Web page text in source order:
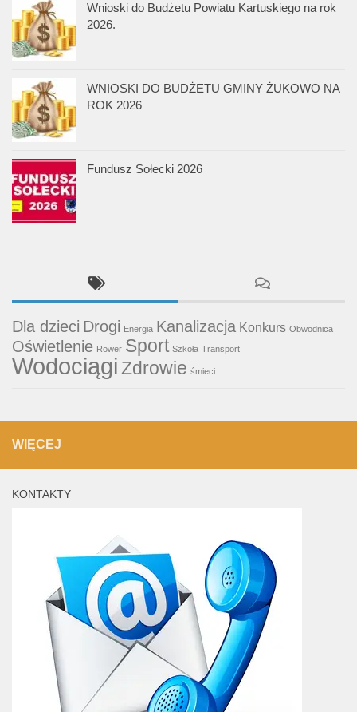
Wnioski do Budżetu Powiatu Kartuskiego na rok
2026.
WNIOSKI DO BUDŻETU GMINY ŻUKOWO NA
ROK 2026
Fundusz Sołecki 2026
Dla dzieci Drogi Energia Kanalizacja Konkurs Obwodnica
Oświetlenie Rower Sport Szkoła Transport
WodociągiZdrowie śmieci
WIĘCEJ
KONTAKTY